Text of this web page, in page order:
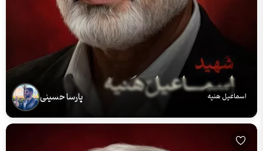
اسماعیل هنیه پارسا حسینی